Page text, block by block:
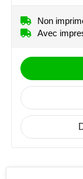
Swiss Peak
The One
Victorinox
Vinga
Front pocket
Non imprimé
3
Non
Avec